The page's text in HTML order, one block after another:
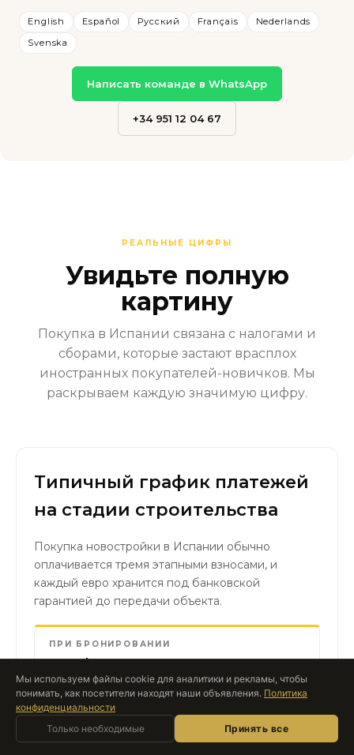
English Español Русский Français
Nederlands
Svenska
Написать команде в WhatsApp
+34 951 12 04 67
РЕАЛЬНЫЕ ЦИФРЫ
Увидьте полную
картину
Покупка в Испании связана с налогами и
сборами, которые застают врасплох
иностранных покупателей-новичков. Мы
раскрываем каждую значимую цифру.
Типичный график платежей
на стадии строительства
Покупка новостройки в Испании обычно
оплачивается тремя этапными взносами, и
каждый евро хранится под банковской
гарантией до передачи объекта.
ПРИ БРОНИРОВАНИИ
€59k
Возвратный резервационный депозит до
подписания договора; снимает объект с
открытого рынка.Спросите Roccabox
ИИ-АССИСТЕНТ · В РЕАЛЬНОМ ВРЕМЕНИ
Мы используем файлы cookie для аналитики и рекламы, чтобы
понимать, как посетители находят наши объявления. Политика
конфиденциальности
Только необходимые
Принять все